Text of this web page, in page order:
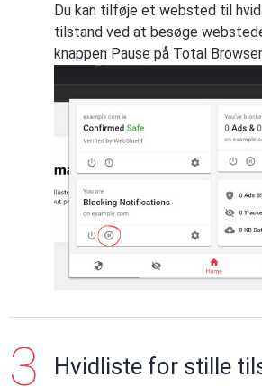
Du kan tilføje et websted til
tilstand ved at besøge
knappen Pause på Total
Hvidliste for stille